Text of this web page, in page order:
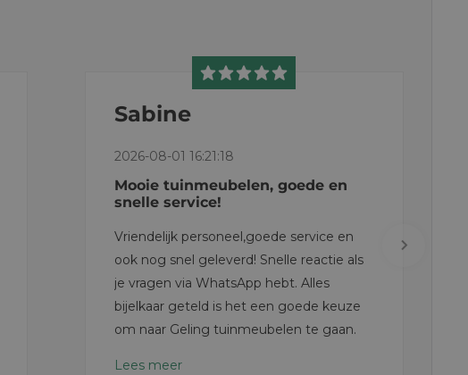
Sabine
2026-08-01 16:21:18
Mooie tuinmeubelen, goede en
snelle service!
Vriendelijk personeel,goede service en
ook nog snel geleverd! Snelle reactie als
je vragen via WhatsApp hebt. Alles
bijelkaar geteld is het een goede keuze
om naar Geling tuinmeubelen te gaan.
Lees meer